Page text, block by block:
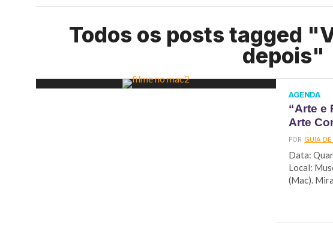
Todos os posts tagged
depois"
AGENDA
“Arte e
Arte
PORGUIA
Data:
Local:
(Mac).